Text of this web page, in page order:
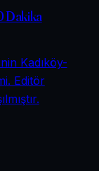
Dakika
Kadıköy-
Editör